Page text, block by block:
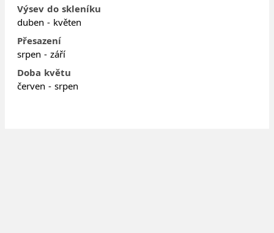
Výsev do skleníku
duben - květen
Přesazení
srpen - září
Doba květu
červen - srpen